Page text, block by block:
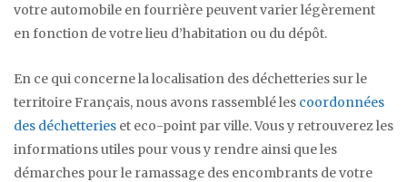
votre automobile en fourrière peuvent varier légèrement
en fonction de votre lieu d’habitation ou du dépôt.
En ce qui concerne la localisation des déchetteries sur le
territoire Français, nous avons rassemblé les coordonnées
des déchetteries et eco-point par ville. Vous y retrouverez les
informations utiles pour vous y rendre ainsi que les
démarches pour le ramassage des encombrants de votre